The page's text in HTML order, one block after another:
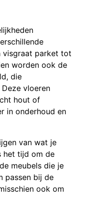
visgraat parket tot
worden ook de
die
vloeren
hout of
in onderhoud en
van wat je
het tijd om de
meubels die je
passen bij de
ook om